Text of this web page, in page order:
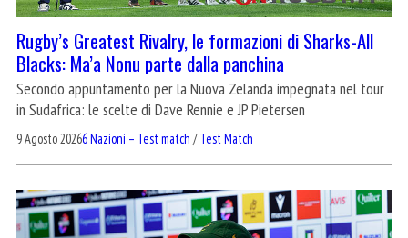
Rugby’s Greatest Rivalry, le formazioni di Sharks-All
Blacks: Ma’a Nonu parte dalla panchina
Secondo appuntamento per la Nuova Zelanda impegnata nel tour
in Sudafrica: le scelte di Dave Rennie e JP Pietersen
9 Agosto 20266 Nazioni – Test match /Test Match